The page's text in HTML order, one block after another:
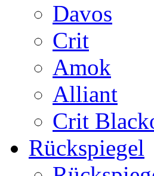
Davos
Crit
Amok
Alliant
Crit
Rückspiegel